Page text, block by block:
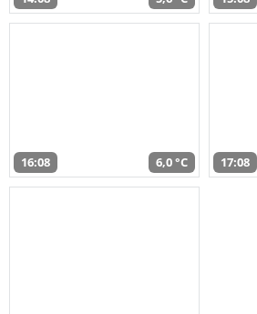
16:08 6,0 °C 17:08